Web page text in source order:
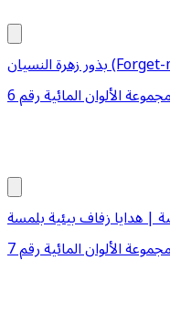
بذور زهرة النسيان (Forget-me-not) مع تصميم زهور الفاوانيا |
الألوان المائية رقم 6
هدايا زفاف بيئية بلمسة
الألوان المائية رقم 7